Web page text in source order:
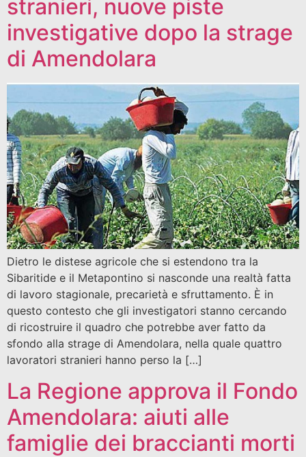
stranieri, nuove piste
investigative dopo la strage
di Amendolara
Dietro le distese agricole che si estendono tra la
Sibaritide e il Metapontino si nasconde una realtà fatta
di lavoro stagionale, precarietà e sfruttamento. È in
questo contesto che gli investigatori stanno cercando
di ricostruire il quadro che potrebbe aver fatto da
sfondo alla strage di Amendolara, nella quale quattro
lavoratori stranieri hanno perso la […]
La Regione approva il Fondo
Amendolara: aiuti alle
famiglie dei braccianti morti